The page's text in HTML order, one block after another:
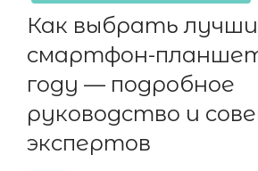
Как выбрать
смартфон-планшет
году — подробное
руководство и
экспертов